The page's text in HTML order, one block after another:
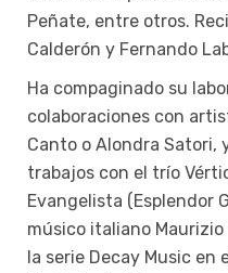
Peñate, entre otros.
Calderón y Fernando
Ha compaginado su
colaboraciones con
Canto o Alondra Satori,
trabajos con el trío
Evangelista (Esplendor
músico italiano
la serie Decay Music en